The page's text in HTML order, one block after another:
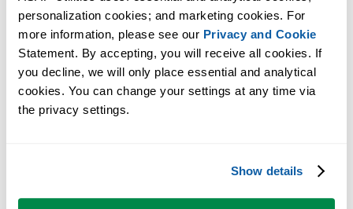
personalization cookies; and marketing cookies. For
more information, please see our Privacy and Cookie
Statement. By accepting, you will receive all cookies. If
you decline, we will only place essential and analytical
cookies. You can change your settings at any time via
the privacy settings.
Show details
Ahorra tiempo en Excel. Así de fácil.
ASAP Utilities te ayuda a ahorrar tiempo y a hacer cosas que Excel
por sí solo no puede hacer.
La mayoría de los usuarios empiezan con unas pocas herramientas.